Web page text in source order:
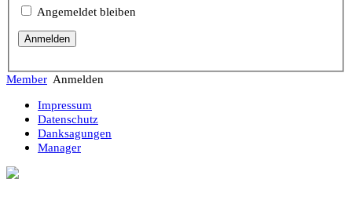
Angemeldet bleiben
Member Anmelden
Impressum
Datenschutz
Danksagungen
Manager